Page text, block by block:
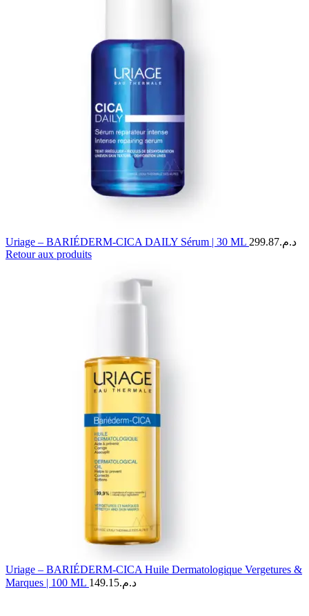
Uriage – BARIÉDERM-CICA DAILY Sérum | 30 ML د.م.299.87
Retour aux produits
Uriage – BARIÉDERM-CICA Huile Dermatologique Vergetures &
Marques | 100 ML
د.م.149.15